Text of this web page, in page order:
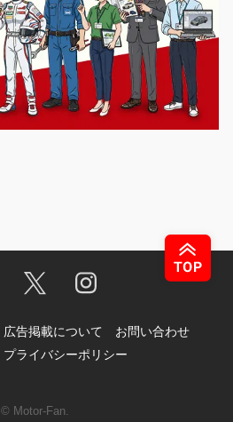
広告掲載について
お問い合わせ
プライバシーポリシー
© Motor-Fan.